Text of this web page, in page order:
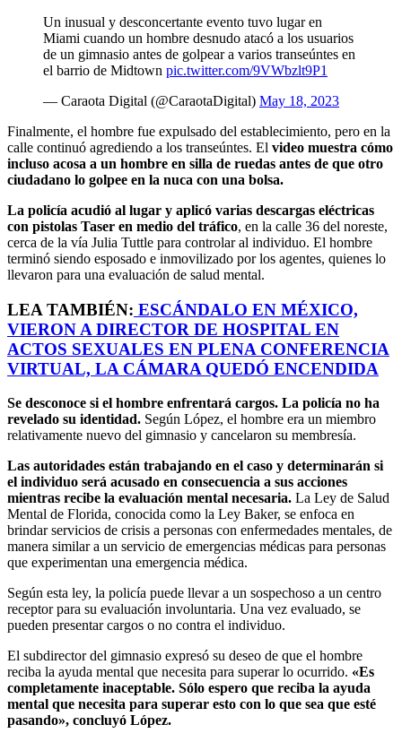
Un inusual y desconcertante evento tuvo lugar en
Miami cuando un hombre desnudo atacó a los usuarios
de un gimnasio antes de golpear a varios transeúntes en
el barrio de Midtown pic.twitter.com/9VWbzlt9P1
— Caraota Digital (@CaraotaDigital) May 18, 2023
Finalmente, el hombre fue expulsado del establecimiento, pero en la
calle continuó agrediendo a los transeúntes. El video muestra cómo
incluso acosa a un hombre en silla de ruedas antes de que otro
ciudadano lo golpee en la nuca con una bolsa.
La policía acudió al lugar y aplicó varias descargas eléctricas
con pistolas Taser en medio del tráfico, en la calle 36 del noreste,
cerca de la vía Julia Tuttle para controlar al individuo. El hombre
terminó siendo esposado e inmovilizado por los agentes, quienes lo
llevaron para una evaluación de salud mental.
LEA TAMBIÉN: ESCÁNDALO EN MÉXICO,
VIERON A DIRECTOR DE HOSPITAL EN
ACTOS SEXUALES EN PLENA CONFERENCIA
VIRTUAL, LA CÁMARA QUEDÓ ENCENDIDA
Se desconoce si el hombre enfrentará cargos. La policía no ha
revelado su identidad. Según López, el hombre era un miembro
relativamente nuevo del gimnasio y cancelaron su membresía.
Las autoridades están trabajando en el caso y determinarán si
el individuo será acusado en consecuencia a sus acciones
mientras recibe la evaluación mental necesaria. La Ley de Salud
Mental de Florida, conocida como la Ley Baker, se enfoca en
brindar servicios de crisis a personas con enfermedades mentales, de
manera similar a un servicio de emergencias médicas para personas
que experimentan una emergencia médica.
Según esta ley, la policía puede llevar a un sospechoso a un centro
receptor para su evaluación involuntaria. Una vez evaluado, se
pueden presentar cargos o no contra el individuo.
El subdirector del gimnasio expresó su deseo de que el hombre
reciba la ayuda mental que necesita para superar lo ocurrido. «Es
completamente inaceptable. Sólo espero que reciba la ayuda
mental que necesita para superar esto con lo que sea que esté
pasando», concluyó López.